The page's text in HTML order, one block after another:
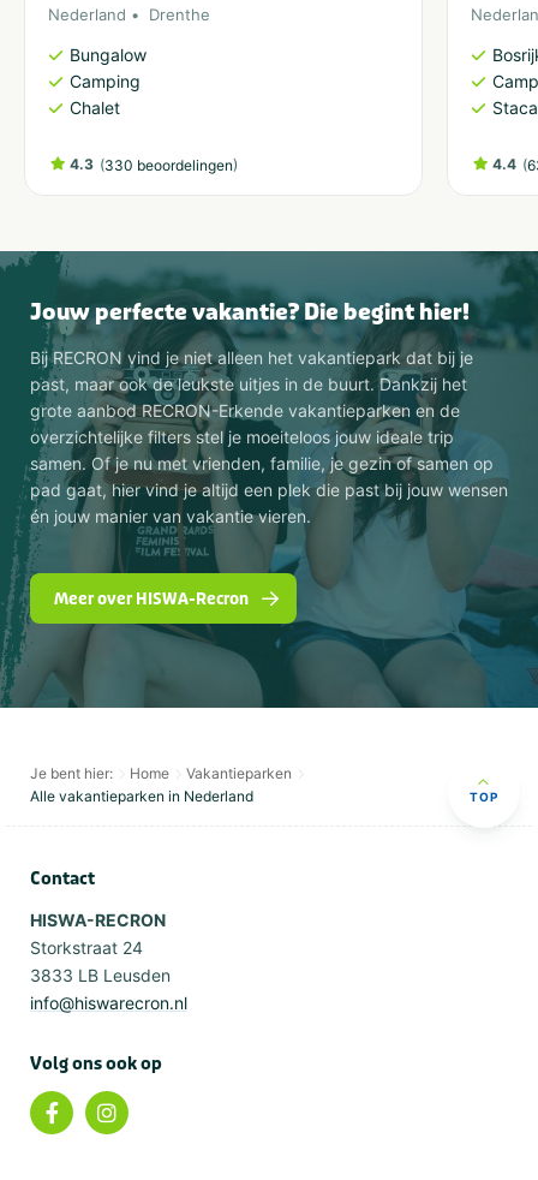
Nederland Drenthe
Bungalow
Camping
Chalet
4.3 (330 beoordelingen) 4.4 (
Jouw perfecte vakantie? Die begint hier!
Bij RECRON vind je niet alleen het vakantiepark dat bij je
past, maar ook de leukste uitjes in de buurt. Dankzij het
grote aanbod RECRON-Erkende vakantieparken en de
overzichtelijke filters stel je moeiteloos jouw ideale trip
samen. Of je nu met vrienden, familie, je gezin of samen op
pad gaat, hier vind je altijd een plek die past bij jouw wensen
én jouw manier van vakantie vieren.
Meer over HISWA-Recron
Je bent hier: Home
Vakantieparken
Alle vakantieparken in Nederland
TOP
Contact
HISWA-RECRON
Storkstraat 24
3833 LB Leusden
info@hiswarecron.nl
Volg ons ook op